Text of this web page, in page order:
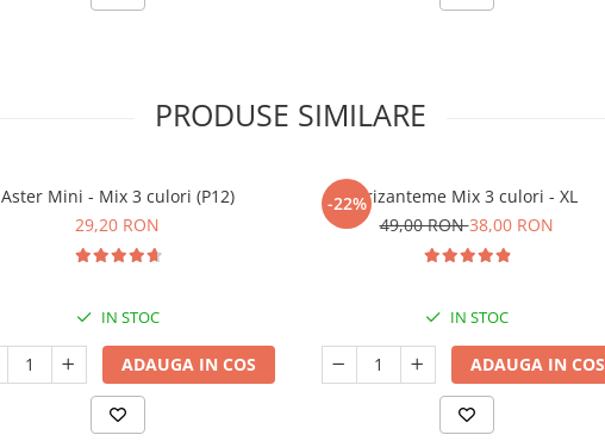
PRODUSE SIMILARE
Aster Mini - Mix 3 culori (P12)
29,20 RON
IN STOC
ADAUGA IN COS
-22%Crizanteme Mix 3 culori - XL
49,00 RON38,00 RON
IN STOC
ADAUGA IN COS